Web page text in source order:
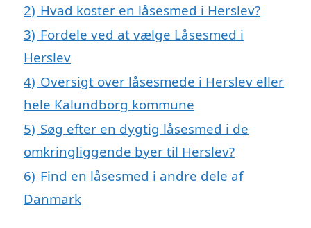
2) Hvad koster en låsesmed i Herslev?
3) Fordele ved at vælge Låsesmed i
Herslev
4) Oversigt over låsesmede i Herslev eller
hele Kalundborg kommune
5) Søg efter en dygtig låsesmed i de
omkringliggende byer til Herslev?
6) Find en låsesmed i andre dele af
Danmark